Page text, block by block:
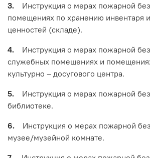
3. Инструкция о мерах пожарной
помещениях по хранению инвентаря
ценностей (складе).
4. Инструкция о мерах пожарной
служебных помещениях и
культурно – досугового центра.
5.
Инструкция о мерах пожарной
библиотеке.
6. Инструкция о мерах пожарной
музее/музейной комнате.